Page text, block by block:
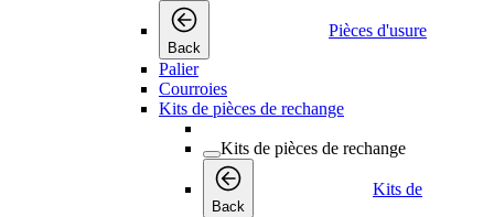
Back
Pièces d'usure
Palier
Courroies
Kits de pièces de rechange
Kits de pièces de rechange
Back
Kits de